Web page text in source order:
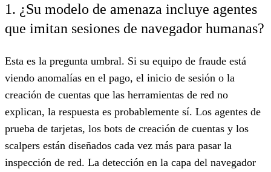
1. ¿Su modelo de amenaza incluye agentes
que imitan sesiones de navegador humanas?
Esta es la pregunta umbral. Si su equipo de fraude está
viendo anomalías en el pago, el inicio de sesión o la
creación de cuentas que las herramientas de red no
explican, la respuesta es probablemente sí. Los agentes de
prueba de tarjetas, los bots de creación de cuentas y los
scalpers están diseñados cada vez más para pasar la
inspección de red. La detección en la capa del navegador